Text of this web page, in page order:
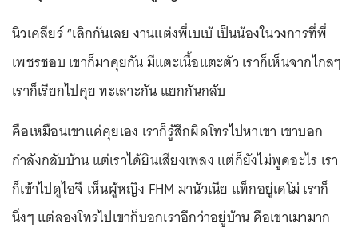
นิวเคลียร์ “เลิกกันเลย งานแต่งพี่เบเบ้ เป็นน้องในวงการที่พี่
เพชรชอบ เขาก็มาคุยกัน มีแตะเนื้อแตะตัว เราก็เห็นจากไกลๆ
เราก็เรียกไปคุย ทะเลาะกัน แยกกันกลับ
คือเหมือนเขาแค่คุยเอง เราก็รู้สึกผิดโทรไปหาเขา เขาบอก
กำลังกลับบ้าน แต่เราได้ยินเสียงเพลง แต่ก็ยังไม่พูดอะไร เรา
ก็เข้าไปดูไอจี เห็นผู้หญิง FHM มานัวเนีย แท็กอยู่เดโม่ เราก็
นิ่งๆ แต่ลองโทรไปเขาก็บอกเราอีกว่าอยู่บ้าน คือเขาเมามาก